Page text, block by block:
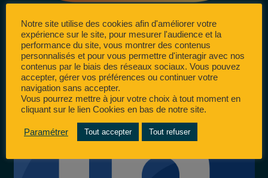
Notre site utilise des cookies afin d'améliorer votre
expérience sur le site, pour mesurer l'audience et la
performance du site, vous montrer des contenus
personnalisés et pour vous permettre d'interagir avec nos
contenus par le biais des réseaux sociaux. Vous pouvez
accepter, gérer vos préférences ou continuer votre
navigation sans accepter.
Vous pourrez mettre à jour votre choix à tout moment en
cliquant sur le lien Cookies en bas de notre site.
Paramétrer Tout accepter Tout refuser